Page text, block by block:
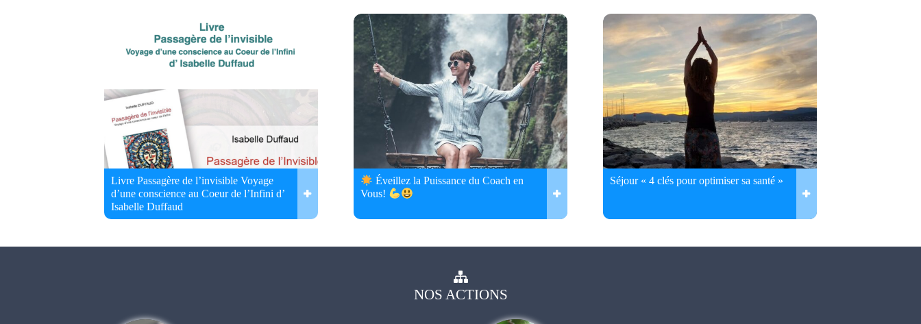
Livre Passagère de l’invisible Voyage
d’une conscience au Coeur de l’Infini d’
Isabelle Duffaud
Éveillez la Puissance du Coach en
Vous!
Séjour « 4 clés pour optimiser sa santé »
NOS ACTIONS